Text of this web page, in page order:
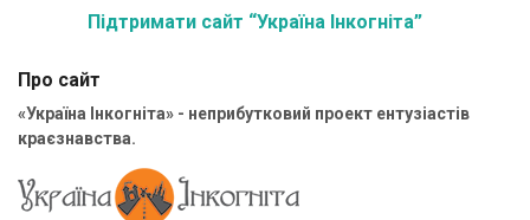
Підтримати сайт “Україна Інкогніта”
Про сайт
«Україна Інкогніта» - неприбутковий проект ентузіастів
краєзнавства.